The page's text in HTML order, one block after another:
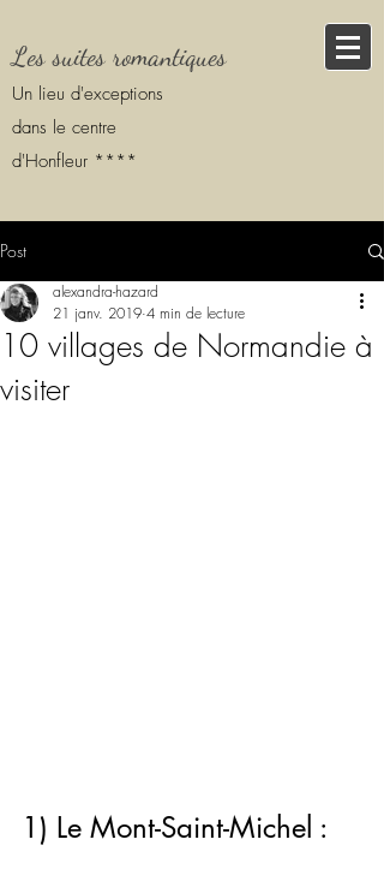
Les suites romantiques
Un lieu d'exceptions
dans le centre
d'Honfleur ****
Post
10 villages de Normandie à
visiter
alexandra-hazard
21 janv. 2019 4 min de lecture
1) Le Mont-Saint-Michel :